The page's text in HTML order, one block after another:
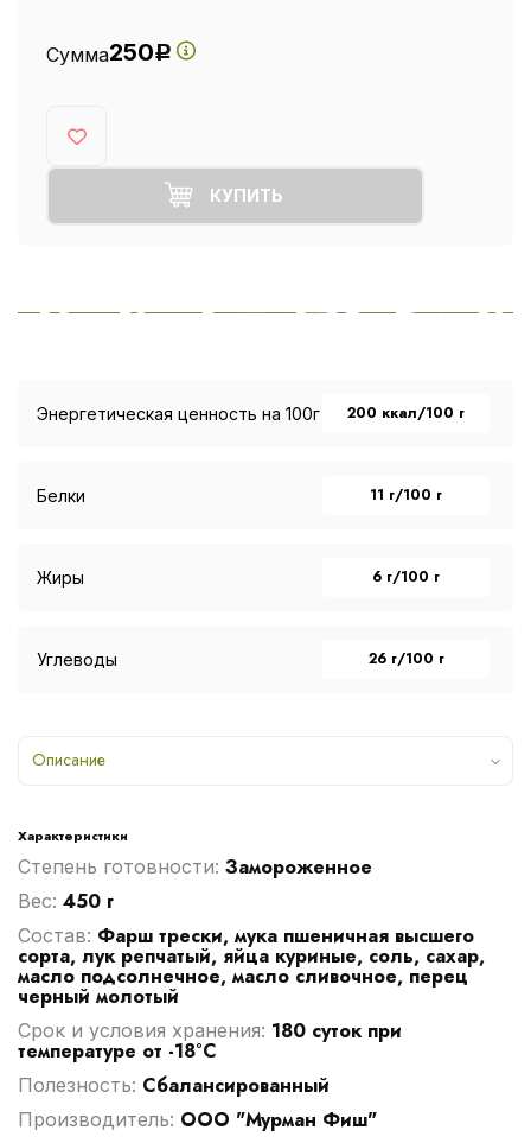
Сумма250Р
КУПИТЬ
Энергетическая ценность на 100г 200 ккал/100 г
Белки 11 г/100 г
Жиры 6 г/100 г
Углеводы 26 г/100 г
Описание
Характеристики
Степень готовности: Замороженное
Вес: 450 г
Cостав: Фарш трески, мука пшеничная высшего
сорта, лук репчатый, яйца куриные, соль, сахар,
масло подсолнечное, масло сливочное, перец
черный молотый
Срок и условия хранения: 180 суток при
температуре от -18°С
Полезность: Сбалансированный
Производитель: ООО "Мурман Фиш"